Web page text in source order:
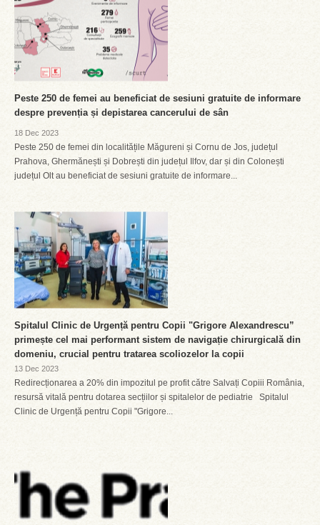
Peste 250 de femei au beneficiat de sesiuni gratuite de informare
despre prevenția și depistarea cancerului de sân
18 Dec 2023
Peste 250 de femei din localitățile Măgureni și Cornu de Jos, județul
Prahova, Ghermănești și Dobrești din județul Ilfov, dar și din Colonești
județul Olt au beneficiat de sesiuni gratuite de informare...
Spitalul Clinic de Urgență pentru Copii "Grigore Alexandrescu”
primește cel mai performant sistem de navigație chirurgicală din
domeniu, crucial pentru tratarea scoliozelor la copii
13 Dec 2023
Redirecționarea a 20% din impozitul pe profit către Salvați Copiii România,
resursă vitală pentru dotarea secțiilor și spitalelor de pediatrie Spitalul
Clinic de Urgență pentru Copii "Grigore...